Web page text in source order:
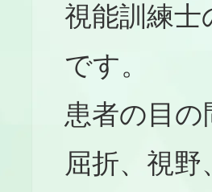
視能訓練士
です。
患者の目
屈折、視野